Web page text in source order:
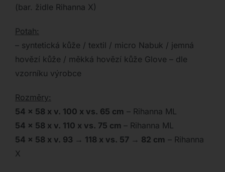
(bar. židle Rihanna X)
Potah:
– syntetická kůže / textil / micro Nabuk / jemná
hovězí kůže / měkká hovězí kůže Glove – dle
vzorníku výrobce
Rozměry:
54 x 58 x v. 100 x vs. 65 cm – Rihanna ML
54 x 58 x v. 110 x vs. 75 cm – Rihanna ML
54 x 58 x v. 93 → 118 x vs. 57 → 82 cm – Rihanna
X